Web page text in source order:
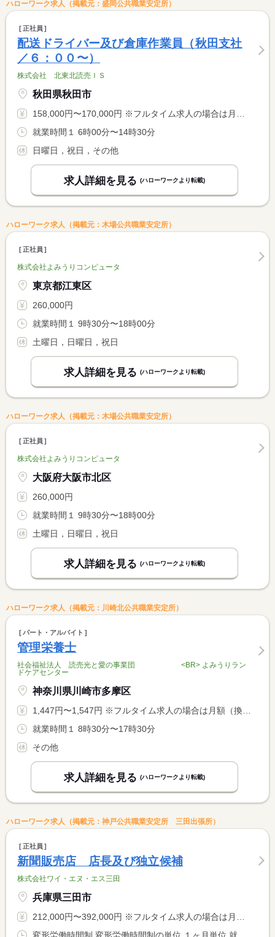
ハローワーク求人（掲載元：盛岡公共職業安定所）
正社員
配送ドライバー及び倉庫作業員（秋田支社
／６：００〜）
株式会社 北東北読売ＩＳ
秋田県秋田市
158,000円〜170,000円 ※フルタイム求人の場合は月額（換算額）、パート求人の場合は時間額を表示しています。
就業時間１ 6時00分〜14時30分
日曜日，祝日，その他
求人詳細を見る (ハローワークより転載)
ハローワーク求人（掲載元：木場公共職業安定所）
正社員
株式会社よみうりコンピュータ
東京都江東区
260,000円
就業時間１ 9時30分〜18時00分
土曜日，日曜日，祝日
求人詳細を見る (ハローワークより転載)
ハローワーク求人（掲載元：木場公共職業安定所）
正社員
株式会社よみうりコンピュータ
大阪府大阪市北区
260,000円
就業時間１ 9時30分〜18時00分
土曜日，日曜日，祝日
求人詳細を見る (ハローワークより転載)
ハローワーク求人（掲載元：川崎北公共職業安定所）
パート・アルバイト
管理栄養士
社会福祉法人 読売光と愛の事業団 <BR> よみうりラン
ドケアセンター
神奈川県川崎市多摩区
1,447円〜1,547円 ※フルタイム求人の場合は月額（換算額）、パート求人の場合は時間額を表示しています。
就業時間１ 8時30分〜17時30分
その他
求人詳細を見る (ハローワークより転載)
ハローワーク求人（掲載元：神戸公共職業安定所 三田出張所）
正社員
新聞販売店 店長及び独立候補
株式会社ワイ・エヌ・エス三田
兵庫県三田市
212,000円〜392,000円 ※フルタイム求人の場合は月額（換算額）、パート求人の場合は時間額を表示しています。